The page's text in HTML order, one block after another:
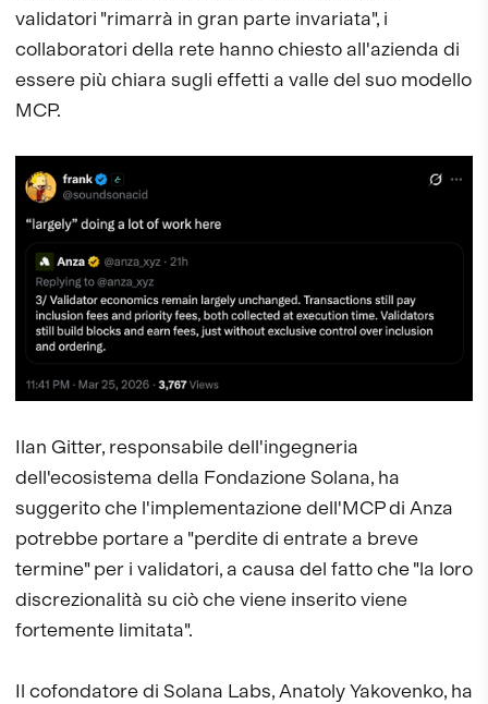
validatori "rimarrà in gran parte invariata", i
collaboratori della rete hanno chiesto all'azienda di
essere più chiara sugli effetti a valle del suo modello
MCP.
Ilan Gitter, responsabile dell'ingegneria
dell'ecosistema della Fondazione Solana, ha
suggerito che l'implementazione dell'MCP di Anza
potrebbe portare a "perdite di entrate a breve
termine" per i validatori, a causa del fatto che "la loro
discrezionalità su ciò che viene inserito viene
fortemente limitata".
Il cofondatore di Solana Labs, Anatoly Yakovenko, ha